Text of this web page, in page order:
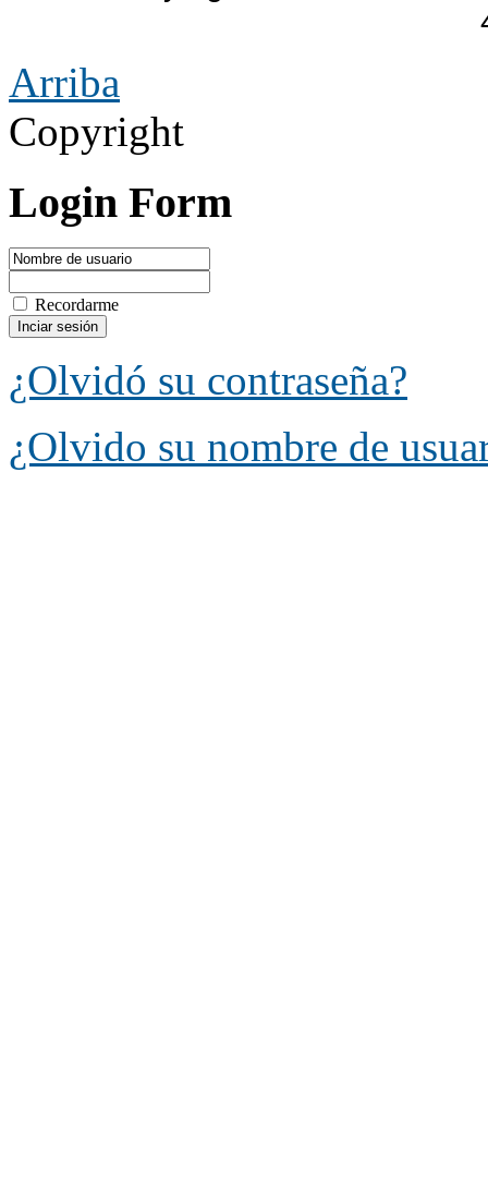
Arriba
Copyright
Login Form
Recordarme
¿Olvidó su contraseña?
¿Olvido su nombre de